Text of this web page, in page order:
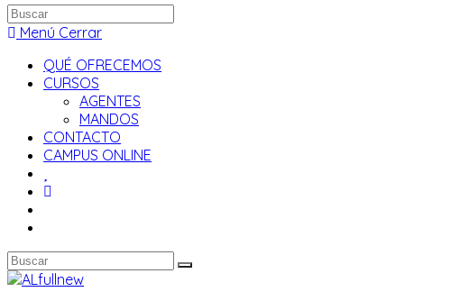
Buscar
en
web
Menú Cerrar
QUÉ OFRECEMOS
CURSOS
AGENTES
MANDOS
CONTACTO
CAMPUS ONLINE